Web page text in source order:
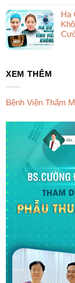
Hạ
XEM THÊM
Bệnh Viện Thẩm